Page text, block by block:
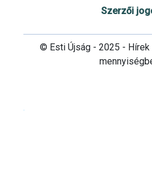
Szerzői
© Esti Újság - 2025 - Hírek